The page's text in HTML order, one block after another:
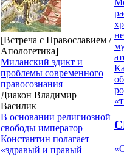
[Встреча с Православием /
Апологетика]
Миланский эдикт и
проблемы современного
правосознания
Диакон Владимир
Василик
В основании религиозной
свободы император
Константин полагает
«здравый и правый